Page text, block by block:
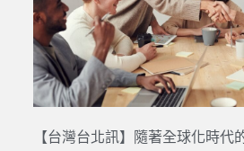
【台灣台北訊】隨著全球化時代